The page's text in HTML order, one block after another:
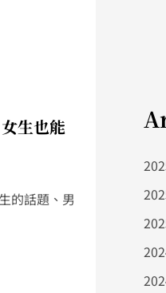
生也能
的話題、男